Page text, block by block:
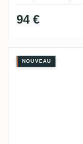
94 €
Travellers
NOUVEAU